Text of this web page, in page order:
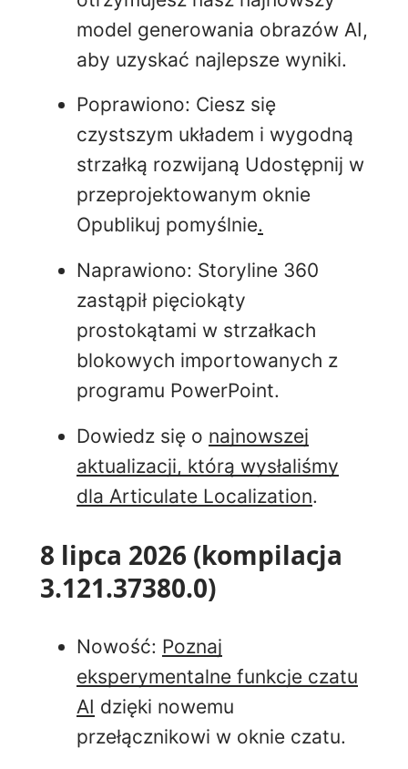
model generowania obrazów AI,
aby uzyskać najlepsze wyniki.
Poprawiono: Ciesz się
czystszym układem i wygodną
strzałką rozwijaną Udostępnij w
przeprojektowanym oknie
Opublikuj pomyślnie.
Naprawiono: Storyline 360
zastąpił pięciokąty
prostokątami w strzałkach
blokowych importowanych z
programu PowerPoint.
Dowiedz się o najnowszej
aktualizacji, którą wysłaliśmy
dla Articulate Localization.
8 lipca 2026 (kompilacja
3.121.37380.0)
Nowość: Poznaj
eksperymentalne funkcje czatu
AI dzięki nowemu
przełącznikowi w oknie czatu.